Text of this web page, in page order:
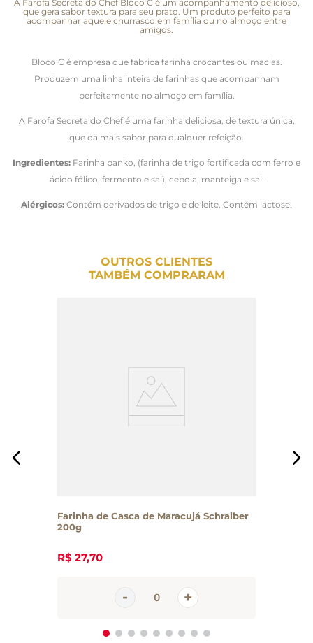
A Farofa Secreta do Chef Bloco C é um acompanhamento delicioso,
que gera sabor textura para seu prato. Um produto perfeito para
acompanhar aquele churrasco em família ou no almoço entre
amigos.
Bloco C é empresa que fabrica farinha crocantes ou macias.
Produzem uma linha inteira de farinhas que acompanham
perfeitamente no almoço em família.
A Farofa Secreta do Chef é uma farinha deliciosa, de textura única,
que da mais sabor para qualquer refeição.
Ingredientes: Farinha panko, (farinha de trigo fortificada com ferro e
ácido fólico, fermento e sal), cebola, manteiga e sal.
Alérgicos: Contém derivados de trigo e de leite. Contém lactose.
OUTROS CLIENTES
TAMBÉM COMPRARAM
Farinha de Casca de Maracujá Schraiber
200g
R$ 27,70